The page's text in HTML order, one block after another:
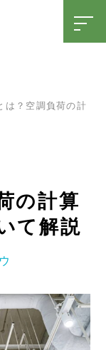
t
g
v
は？空調負荷の計
の計算
て解説